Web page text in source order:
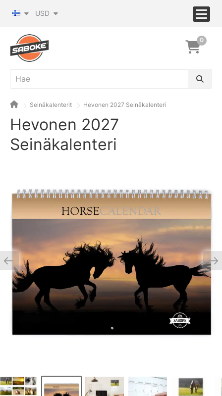
USD
0
Seinäkalenterit Hevonen 2027 Seinäkalenteri
Hevonen 2027
Seinäkalenteri